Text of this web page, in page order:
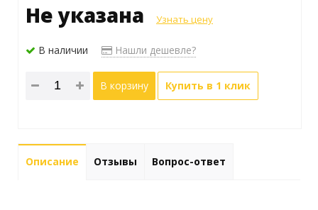
Не указана Узнать цену
В наличии Нашли дешевле?
В корзину Купить в 1 клик
Описание Отзывы Вопрос-ответ